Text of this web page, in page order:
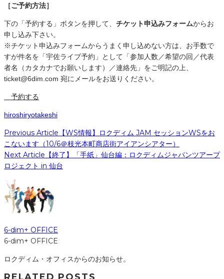
［ご予約方法］
下の「予約する」ボタンを押して、 チケット申込みフォームからお
申し込み下さい。
※チケット申込みフォームからうまく申し込めない方は、お手数で
すが件名を「宇佐ライブ予約」として「参加人数／希望の回／代表
者名（カタカナでお願いします）／連絡先」をご明記の上、
ticket@6dim.com 宛にメールをお送りください。
予約する
hiroshiryotakeshi
Previous Article 【WS情報】ロクディム JAM セッションWSをお
こないます（10/6＠枝光本町商店街アイアンシアター）
Next Article 【終了】「手紙」仙台編：ロクディムジャパンツアープ
ロジェクト in 仙台
6-dim+ OFFICE
6-dim+ OFFICE
ロクディム・オフィスからのお知らせ。